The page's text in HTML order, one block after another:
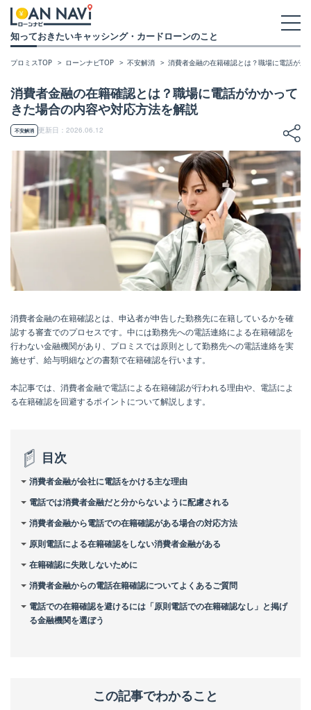
知っておきたいキャッシング・カードローンのこと
プロミスTOP ローンナビTOP 不安解消 消費者金融の在籍確認とは？職場に電話が
消費者金融の在籍確認とは？職場に電話がかかって
きた場合の内容や対応方法を解説
不安解消 更新日：2026.06.12
消費者金融の在籍確認とは、申込者が申告した勤務先に在籍しているかを確
認する審査でのプロセスです。中には勤務先への電話連絡による在籍確認を
行わない金融機関があり、プロミスでは原則として勤務先への電話連絡を実
施せず、給与明細などの書類で在籍確認を行います。
本記事では、消費者金融で電話による在籍確認が行われる理由や、電話によ
る在籍確認を回避するポイントについて解説します。
目次
消費者金融が会社に電話をかける主な理由
電話では消費者金融だと分からないように配慮される
消費者金融から電話での在籍確認がある場合の対応方法
原則電話による在籍確認をしない消費者金融がある
在籍確認に失敗しないために
消費者金融からの電話在籍確認についてよくあるご質問
電話での在籍確認を避けるには「原則電話での在籍確認なし」と掲げ
る金融機関を選ぼう
この記事でわかること